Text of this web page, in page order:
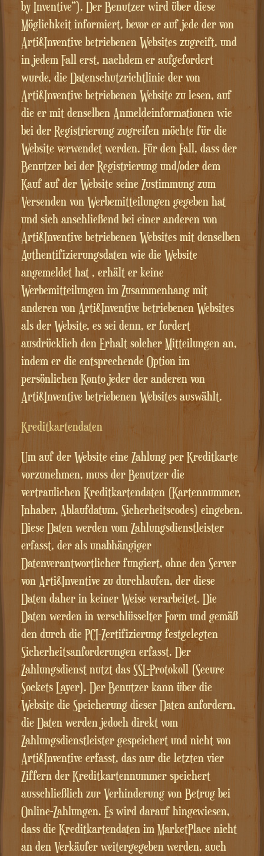
by Inventive“). Der Benutzer wird über diese
Möglichkeit informiert, bevor er auf jede der von
Arti&Inventive betriebenen Websites zugreift, und
in jedem Fall erst, nachdem er aufgefordert
wurde, die Datenschutzrichtlinie der von
Arti&Inventive betriebenen Website zu lesen, auf
die er mit denselben Anmeldeinformationen wie
bei der Registrierung zugreifen möchte für die
Website verwendet werden. Für den Fall, dass der
Benutzer bei der Registrierung und/oder dem
Kauf auf der Website seine Zustimmung zum
Versenden von Werbemitteilungen gegeben hat
und sich anschließend bei einer anderen von
Arti&Inventive betriebenen Websites mit denselben
Authentifizierungsdaten wie die Website
angemeldet hat , erhält er keine
Werbemitteilungen im Zusammenhang mit
anderen von Arti&Inventive betriebenen Websites
als der Website, es sei denn, er fordert
ausdrücklich den Erhalt solcher Mitteilungen an,
indem er die entsprechende Option im
persönlichen Konto jeder der anderen von
Arti&Inventive betriebenen Websites auswählt.
Kreditkartendaten
Um auf der Website eine Zahlung per Kreditkarte
vorzunehmen, muss der Benutzer die
vertraulichen Kreditkartendaten (Kartennummer,
Inhaber, Ablaufdatum, Sicherheitscodes) eingeben.
Diese Daten werden vom Zahlungsdienstleister
erfasst, der als unabhängiger
Datenverantwortlicher fungiert, ohne den Server
von Arti&Inventive zu durchlaufen, der diese
Daten daher in keiner Weise verarbeitet. Die
Daten werden in verschlüsselter Form und gemäß
den durch die PCI-Zertifizierung festgelegten
Sicherheitsanforderungen erfasst. Der
Zahlungsdienst nutzt das SSL-Protokoll (Secure
Sockets Layer). Der Benutzer kann über die
Website die Speicherung dieser Daten anfordern,
die Daten werden jedoch direkt vom
Zahlungsdienstleister gespeichert und nicht von
Arti&Inventive erfasst, das nur die letzten vier
Ziffern der Kreditkartennummer speichert
ausschließlich zur Verhinderung von Betrug bei
Online-Zahlungen. Es wird darauf hingewiesen,
dass die Kreditkartendaten im MarketPlace nicht
an den Verkäufer weitergegeben werden, auch